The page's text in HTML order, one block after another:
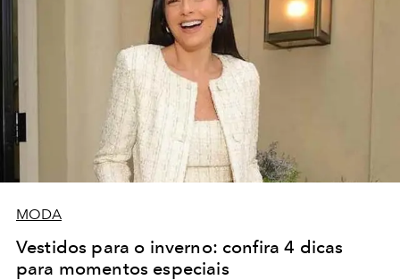
MODA
Vestidos para o inverno: confira 4 dicas
para momentos especiais